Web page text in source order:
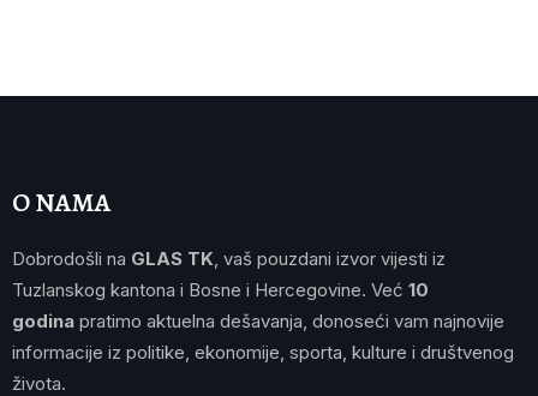
O NAMA
Dobrodošli na GLAS TK , vaš pouzdani izvor vijesti iz
Tuzlanskog kantona i Bosne i Hercegovine. Već 10
godina pratimo aktuelna dešavanja, donoseći vam najnovije
informacije iz politike, ekonomije, sporta, kulture i društvenog
života.